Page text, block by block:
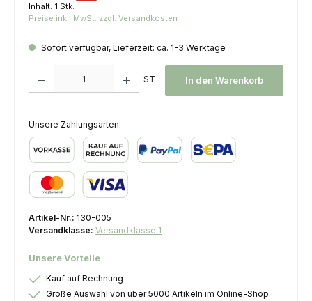
Inhalt: 1 Stk.
Preise inkl. MwSt. zzgl. Versandkosten
Sofort verfügbar, Lieferzeit: ca. 1-3 Werktage
ST In den Warenkorb
Unsere Zahlungsarten:
Artikel-Nr.: 130-005
Versandklasse: Versandklasse 1
Unsere Vorteile
Kauf auf Rechnung
Große Auswahl von über 5000 Artikeln im Online-Shop